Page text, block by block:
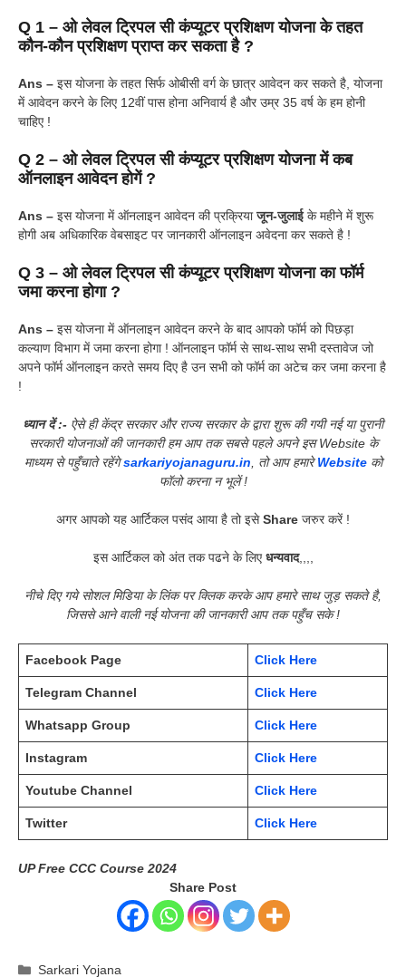
Q 1 – ओ लेवल ट्रिपल सी कंप्यूटर प्रशिक्षण योजना के तहत
कौन-कौन प्रशिक्षण प्राप्त कर सकता है ?
Ans – इस योजना के तहत सिर्फ ओबीसी वर्ग के छात्र आवेदन कर सकते है, योजना
में आवेदन करने के लिए 12वीं पास होना अनिवार्य है और उम्र 35 वर्ष के हम होनी
चाहिए !
Q 2 – ओ लेवल ट्रिपल सी कंप्यूटर प्रशिक्षण योजना में कब
ऑनलाइन आवेदन होगें ?
Ans – इस योजना में ऑनलाइन आवेदन की प्रक्रियाजून-जुलाईके महीने में शुरू
होगी अब अधिकारिक वेबसाइट पर जानकारी ऑनलाइन अवेदना कर सकते है !
Q 3 – ओ लेवल ट्रिपल सी कंप्यूटर प्रशिक्षण योजना का फॉर्म
जमा करना होगा ?
Ans – इस योजना में ऑनलाइन आवेदन करने के बाद आपको फॉर्म को पिछड़ा
कल्याण विभाग में जमा करना होगा ! ऑनलाइन फॉर्म से साथ-साथ सभी दस्तावेज जो
अपने फॉर्म ऑनलाइन करते समय दिए है उन सभी को फॉर्म का अटेच कर जमा करना है
!
ध्यान दें :- ऐसे ही केंद्र सरकार और राज्य सरकार के द्वारा शुरू की गयी नई या पुरानी
सरकारी योजनाओं की जानकारी हम आप तक सबसे पहले अपने इस Website के
माध्यम से पहुँचाते रहेंगेsarkariyojanaguru.in , तो आप हमारेWebsiteको
फॉलो करना न भूलें !
अगर आपको यह आर्टिकल पसंद आया है तो इसेShare जरुर करें !
इस आर्टिकल को अंत तक पढने के लिएधन्यवाद,,,,
नीचे दिए गये सोशल मिडिया के लिंक पर क्लिक करके आप हमारे साथ जुड़ सकते है,
जिससे आने वाली नई योजना की जानकारी आप तक पहुँच सके !
Facebook Page Click Here
Telegram Channel Click Here
Whatsapp Group Click Here
Instagram Click Here
Youtube Channel Click Here
Twitter Click Here
UP Free CCC Course 2024
Share Post
Categories
Sarkari Yojana